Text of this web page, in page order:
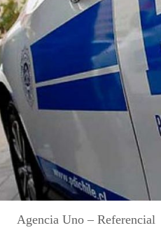
Agencia Uno – Referencial